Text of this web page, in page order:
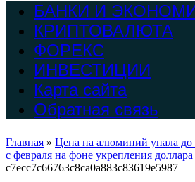
БАНКИ И
КРИПТОВАЛЮТА
ФОРЕКС
ИНВЕСТИЦИИ
Карта сайта
Обратная связь
Главная » Цена на алюминий упала до
с февраля на фоне укрепления доллара
c7ecc7c66763c8ca0a883c83619e5987